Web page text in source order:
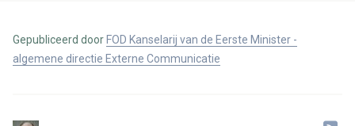
Gepubliceerd door FOD Kanselarij van de Eerste Minister -
algemene directie Externe Communicatie